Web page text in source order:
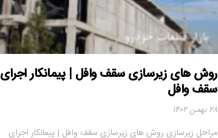
روش های زیرسازی سقف وافل | پیمانکار اجرای
سقف وافل
۲۸ بهمن ۱۴۰۲
مراحل زیرسازی روش های زیرسازی سقف وافل | پیمانکار اجرای